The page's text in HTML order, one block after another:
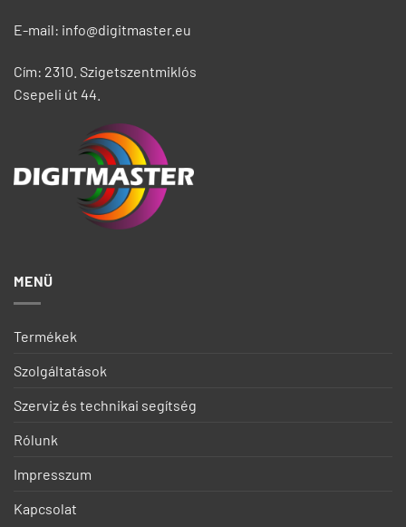
E-mail: info@digitmaster.eu
Cím: 2310. Szigetszentmiklós
Csepeli út 44.
MENÜ
Termékek
Szolgáltatások
Szerviz és technikai segítség
Rólunk
Impresszum
Kapcsolat